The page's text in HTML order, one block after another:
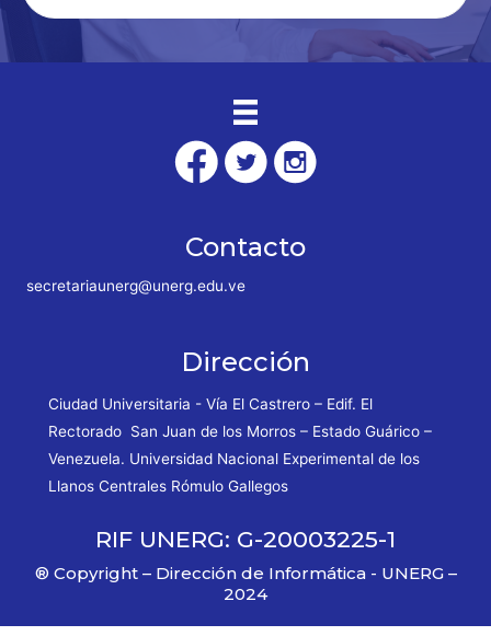
Contacto
secretariaunerg@unerg.edu.ve
Dirección
Ciudad Universitaria - Vía El Castrero – Edif. El
Rectorado San Juan de los Morros – Estado Guárico –
Venezuela. Universidad Nacional Experimental de los
Llanos Centrales Rómulo Gallegos
RIF UNERG: G-20003225-1
® Copyright – Dirección de Informática - UNERG –
2024